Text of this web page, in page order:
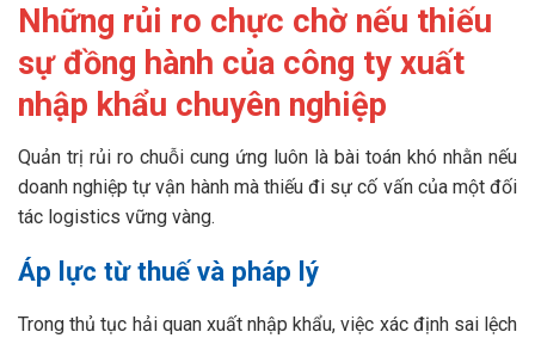
Những rủi ro chực chờ nếu thiếu
sự đồng hành của công ty xuất
nhập khẩu chuyên nghiệp
Quản trị rủi ro chuỗi cung ứng luôn là bài toán khó nhằn nếu
doanh nghiệp tự vận hành mà thiếu đi sự cố vấn của một đối
tác logistics vững vàng.
Áp lực từ thuế và pháp lý
Trong thủ tục hải quan xuất nhập khẩu, việc xác định sai lệch